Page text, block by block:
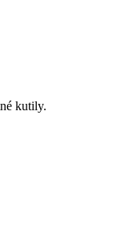
kutily.